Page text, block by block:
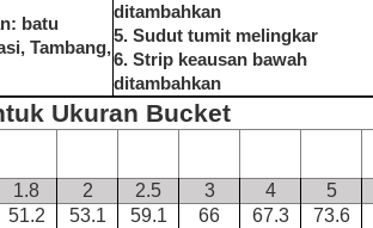
batu
Tambang,
ditambahkan
5. Sudut tumit melingkar
6. Strip keausan bawah
ditambahkan
Ukuran Bucket
1.8 2 2.5 3 4 5
51.2 53.1 59.1 66 67.3 73.6